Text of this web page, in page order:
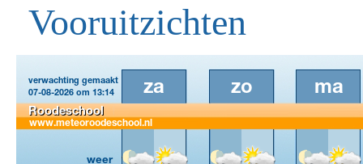
Vooruitzichten